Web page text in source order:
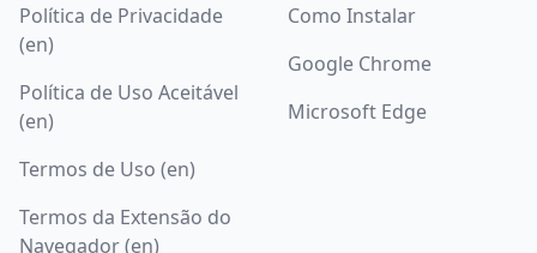
Política de Privacidade
(en)
Política de Uso Aceitável
(en)
Termos de Uso (en)
Termos da Extensão do
Navegador (en)
Como Instalar
Google Chrome
Microsoft Edge